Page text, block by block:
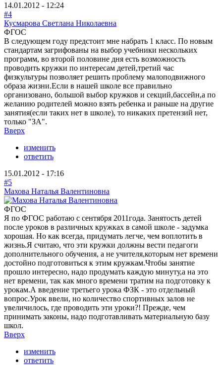
14.01.2012 - 12:24
#4
Кусмарова Светлана Николаевна
ФГОС
В следующем году предстоит мне набрать 1 класс. По новым
стандартам загрифованы на выбор учебники нескольких
программ, во второй половине дня есть возможность
проводить кружки по интересам детей,третий час
физкультуры позволяет решить проблему малоподвижного
образа жизни.Если в нашей школе все правильно
организовано, большой выбор кружков и секций,бассейн,а по
желанию родителей можно взять ребенка и раньше на другие
занятия(если таких нет в школе), то никаких претензий нет,
только "ЗА".
Вверх
изменить
ответить
15.01.2012 - 17:16
#5
Махова Наталья Валентиновна
ФГОС
Я по ФГОС работаю с сентября 2011года. Занятость детей
после уроков в различных кружках в самой школе - задумка
хорошая. Но как всегда, придумать легче, чем воплотить в
жизнь.Я считаю, что эти кружки должны вести педагоги
дополнительного обучения, а не учителя,которым нет времени
достойно подготовиться к этим кружкам.Чтобы занятие
прошло интересно, надо продумать каждую минуту,а на это
нет времени, так как много времени тратим на подготовку к
урокам.А введение третьего урока ФЗК - это отдельный
вопрос.Урок ввели, но количество спортивных залов не
увеличилось, где проводить эти уроки?! Прежде, чем
принимать законы, надо подготавливать материальную базу
школ.
Вверх
изменить
ответить